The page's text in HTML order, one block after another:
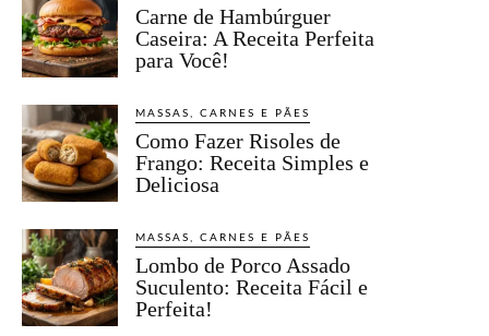
Carne de Hambúrguer
Caseira: A Receita Perfeita
para Você!
MASSAS, CARNES E PÃES
Como Fazer Risoles de
Frango: Receita Simples e
Deliciosa
MASSAS, CARNES E PÃES
Lombo de Porco Assado
Suculento: Receita Fácil e
Perfeita!